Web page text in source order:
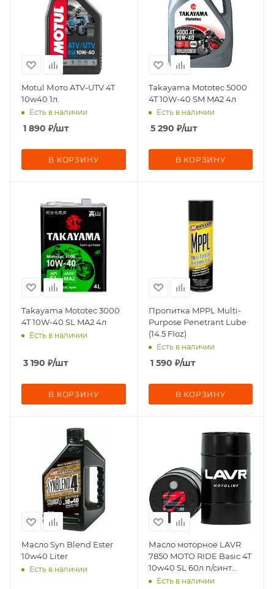
Motul Мото ATV-UTV 4T
10w40 1л.
Есть в наличии
1 890 ₽/шт
В КОРЗИНУ
Takayama Mototec 5000
4T 10W-40 SM MA2 4л
Есть в наличии
5 290 ₽/шт
В КОРЗИНУ
Takayama Mototec 3000
4T 10W-40 SL MA2 4л
Есть в наличии
3 190 ₽/шт
В КОРЗИНУ
Пропитка MPPL Multi-
Purpose Penetrant Lube
(14.5 FIoz)
Есть в наличии
1 590 ₽/шт
В КОРЗИНУ
Масло Syn Blend Ester
10w40 Liter
Есть в наличии
Масло моторное LAVR
7850 MOTO RIDE Basic 4T
10w40 SL 60л п/синт
мет.боч
Есть в наличии